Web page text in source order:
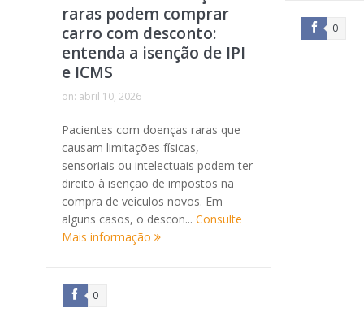
raras podem comprar
carro com desconto:
entenda a isenção de IPI
e ICMS
on: abril 10, 2026
Pacientes com doenças raras que
causam limitações físicas,
sensoriais ou intelectuais podem ter
direito à isenção de impostos na
compra de veículos novos. Em
alguns casos, o descon...Consulte
Mais informação
0
0